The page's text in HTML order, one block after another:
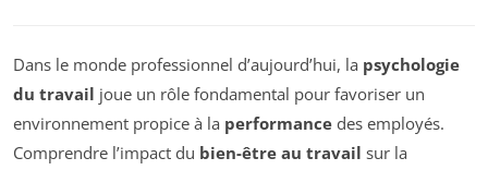
Dans le monde professionnel d’aujourd’hui, la psychologie
du travail joue un rôle fondamental pour favoriser un
environnement propice à la performance des employés.
Comprendre l’impact du bien-être au travail sur la